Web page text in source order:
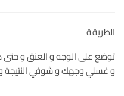
الطريقة
توضع على الوجه و العنق و
و غسلي وجهك و شوفي النتيجة